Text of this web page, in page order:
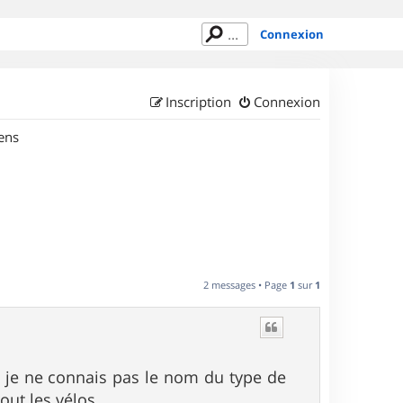
Connexion
Connexion
Inscription
2 messages • Page 1 sur 1
ne connais pas le nom du type de